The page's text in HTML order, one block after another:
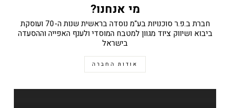
מי אנחנו?
חברת ב.פ.ר סוכנויות בע"מ נוסדה בראשית שנות ה-70 ועוסקת
ביבוא ושיווק ציוד מגוון למטבח המוסדי ולענף האפייה וההסעדה
בישראל
אודות החברה